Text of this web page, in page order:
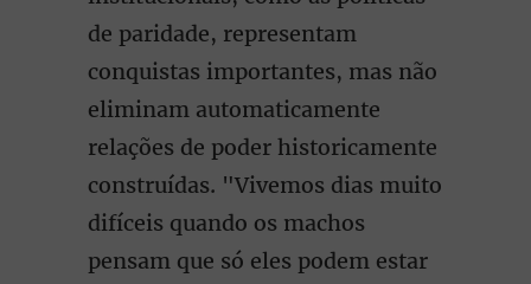
de paridade, representam
conquistas importantes, mas não
eliminam automaticamente
relações de poder historicamente
construídas. "Vivemos dias muito
difíceis quando os machos
pensam que só eles podem estar